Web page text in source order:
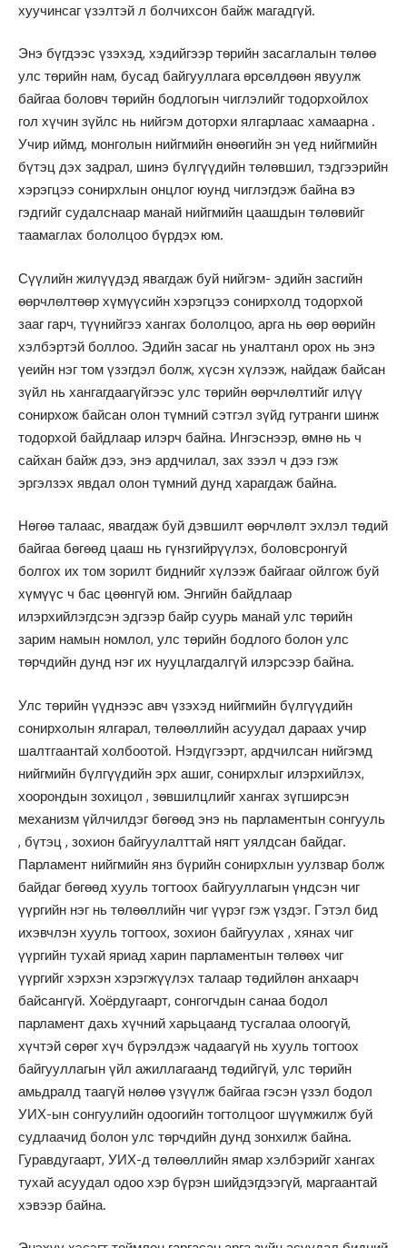
хуучинсаг үзэлтэй л болчихсон байж магадгүй.
Энэ бүгдээс үзэхэд, хэдийгээр төрийн засаглалын төлөө
улс төрийн нам, бусад байгууллага өрсөлдөөн явуулж
байгаа боловч төрийн бодлогын чиглэлийг тодорхойлох
гол хүчин зүйлс нь нийгэм доторхи ялгарлаас хамаарна .
Учир иймд, монголын нийгмийн өнөөгийн эн үед нийгмийн
бүтэц дэх задрал, шинэ бүлгүүдийн төлөвшил, тэдгээрийн
хэрэгцээ сонирхлын онцлог юунд чиглэгдэж байна вэ
гэдгийг судалснаар манай нийгмийн цаашдын төлөвийг
таамаглах бололцоо бүрдэх юм.
Сүүлийн жилүүдэд явагдаж буй нийгэм- эдийн засгийн
өөрчлөлтөөр хүмүүсийн хэрэгцээ сонирхолд тодорхой
зааг гарч, түүнийгээ хангах бололцоо, арга нь өөр өөрийн
хэлбэртэй боллоо. Эдийн засаг нь уналтанл орох нь энэ
үеийн нэг том үзэгдэл болж, хүсэн хүлээж, найдаж байсан
зүйл нь хангагдаагүйгээс улс төрийн өөрчлөлтийг илүү
сонирхож байсан олон түмний сэтгэл зүйд гутранги шинж
тодорхой байдлаар илэрч байна. Ингэснээр, өмнө нь ч
сайхан байж дээ, энэ ардчилал, зах зээл ч дээ гэж
эргэлзэх явдал олон түмний дунд харагдаж байна.
Нөгөө талаас, явагдаж буй дэвшилт өөрчлөлт эхлэл төдий
байгаа бөгөөд цааш нь гүнзгийрүүлэх, боловсронгуй
болгох их том зорилт биднийг хүлээж байгааг ойлгож буй
хүмүүс ч бас цөөнгүй юм. Энгийн байдлаар
илэрхийлэгдсэн эдгээр байр суурь манай улс төрийн
зарим намын номлол, улс төрийн бодлого болон улс
төрчдийн дунд нэг их нууцлагдалгүй илэрсээр байна.
Улс төрийн үүднээс авч үзэхэд нийгмийн бүлгүүдийн
сонирхолын ялгарал, төлөөллийн асуудал дараах учир
шалтгаантай холбоотой. Нэгдүгээрт, ардчилсан нийгэмд
нийгмийн бүлгүүдийн эрх ашиг, сонирхлыг илэрхийлэх,
хоорондын зохицол , зөвшилцлийг хангах зүгширсэн
механизм үйлчилдэг бөгөөд энэ нь парламентын сонгууль
, бүтэц , зохион байгуулалттай нягт уялдсан байдаг.
Парламент нийгмийн янз бүрийн сонирхлын уулзвар болж
байдаг бөгөөд хууль тогтоох байгууллагын үндсэн чиг
үүргийн нэг нь төлөөллийн чиг үүрэг гэж үздэг. Гэтэл бид
ихэвчлэн хууль тогтоох, зохион байгуулах , хянах чиг
үүргийн тухай яриад харин парламентын төлөөх чиг
үүргийг хэрхэн хэрэгжүүлэх талаар төдийлөн анхаарч
байсангүй. Хоёрдугаарт, сонгогчдын санаа бодол
парламент дахь хүчний харьцаанд тусгалаа олоогүй,
хүчтэй сөрөг хүч бүрэлдэж чадаагүй нь хууль тогтоох
байгууллагын үйл ажиллагаанд төдийгүй, улс төрийн
амьдралд таагүй нөлөө үзүүлж байгаа гэсэн үзэл бодол
УИХ-ын сонгуулийн одоогийн тогтолцоог шүүмжилж буй
судлаачид болон улс төрчдийн дунд зонхилж байна.
Гуравдугаарт, УИХ-д төлөөллийн ямар хэлбэрийг хангах
тухай асуудал одоо хэр бүрэн шийдэгдээгүй, маргаантай
хэвээр байна.